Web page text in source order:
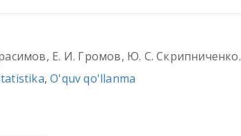
Е. И. Громов, Ю. С. Скрипниченко.
,O'quv qo'llanma